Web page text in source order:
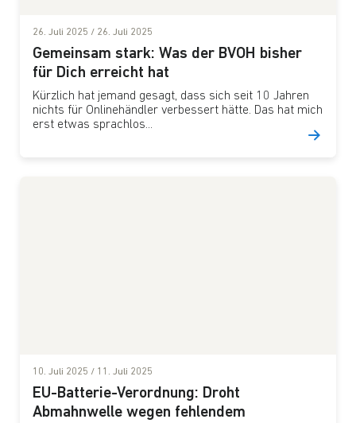
26. Juli 2025 / 26. Juli 2025
Gemeinsam stark: Was der BVOH bisher
für Dich erreicht hat
Kürzlich hat jemand gesagt, dass sich seit 10 Jahren
nichts für Onlinehändler verbessert hätte. Das hat mich
erst etwas sprachlos...
10. Juli 2025 / 11. Juli 2025
EU-Batterie-Verordnung: Droht
Abmahnwelle wegen fehlendem